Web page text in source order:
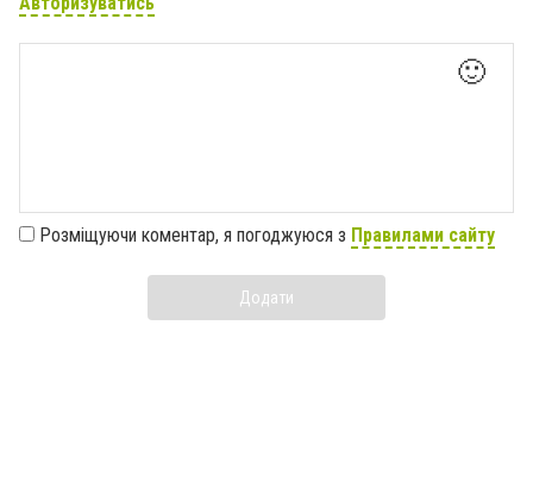
🙂
Розміщуючи коментар, я погоджуюся з Правилами сайту
Додати